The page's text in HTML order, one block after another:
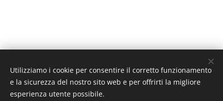
Unione Superiori Generali - Via dei Penitenzieri 19 -00193 ROMA
Cookies
Utilizziamo i cookie per consentire il corretto funzionamento
e la sicurezza del nostro sito web e per offrirti la migliore
esperienza utente possibile.